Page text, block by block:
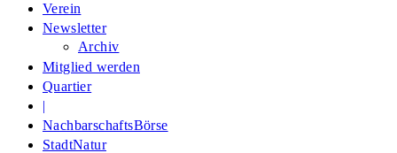
Verein
Newsletter
Archiv
Mitglied werden
Quartier
|
NachbarschaftsBörse
StadtNatur